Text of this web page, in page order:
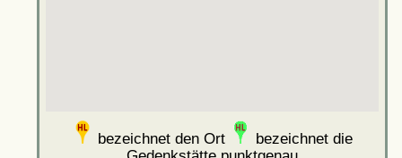
bezeichnet den Ort
bezeichnet die